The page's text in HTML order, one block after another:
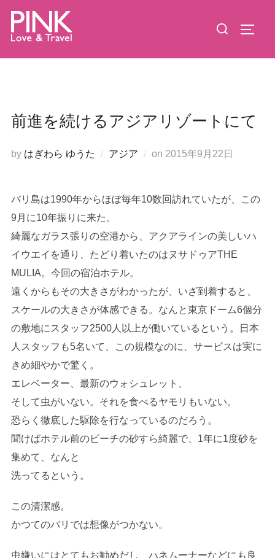
ン
検
対
前進を続けるアジアリゾートにて
by はぎわら ゆうた アジア on 投
2015年9月22日
バリ島は1990年からほぼ毎年10数回訪れていたが、この
9月に10年振りに来た。
綺麗なガラス張りの空港から、アクアラインの美しいハ
イウエイを通り、たどり着いたのはヌサドゥアTHE
MULIA。今回の宿泊ホテル。
遠くからもその大きさがわかったが、いざ到着すると、
スケールの大きさが体感できる。なんと東京ドーム6個分
の敷地にスタッフ2500人以上が働いているという。日本
人スタッフも5名いて、この規模なのに、サービスは実に
きめ細やかで驚く。
エレベーター、最新のウォシュレット、
そして虫がいない。それを食べるヤモリもいない。
恐らく徹底した駆除を行なっているのだろう。
聞けばホテル前のビーチの砂すら綺麗で、1年に1度砂を
集めて、なんと
洗ってるという。
この清潔感。
かつてのバリでは想像がつかない。
虫嫌いにはとてもお勧めだし、ハネムーナーなどにも良